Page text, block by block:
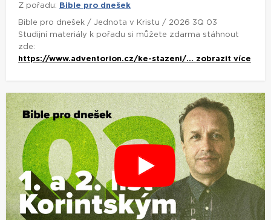
Z pořadu: Bible pro dnešek
Bible pro dnešek / Jednota v Kristu / 2026 3Q 03
Studijní materiály k pořadu si můžete zdarma stáhnout
zde:
https://www.adventorion.cz/ke-stazeni/... zobrazit více